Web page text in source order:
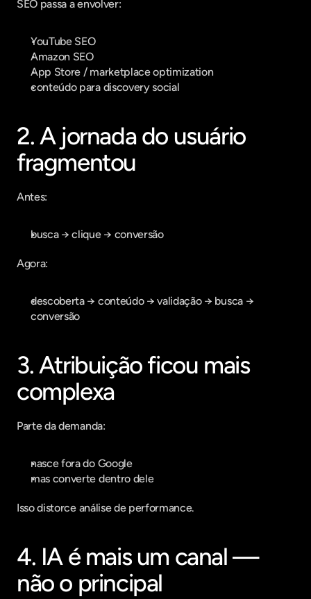
SEO passa a envolver:
YouTube SEO
Amazon SEO
App Store / marketplace optimization
conteúdo para discovery social
2. A jornada do usuário
fragmentou
Antes:
busca → clique → conversão
Agora:
descoberta → conteúdo → validação → busca →
conversão
3. Atribuição ficou mais
complexa
Parte da demanda:
nasce fora do Google
mas converte dentro dele
Isso distorce análise de performance.
4. IA é mais um canal —
não o principal